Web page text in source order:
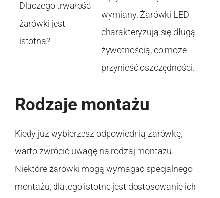
Dlaczego trwałość
żarówki jest
istotna?
wymiany. Żarówki LED
charakteryzują się długą
żywotnością, co może
przynieść oszczędności.
Rodzaje montażu
Kiedy już wybierzesz odpowiednią żarówkę,
warto zwrócić uwagę na rodzaj montażu.
Niektóre żarówki mogą wymagać specjalnego
montażu, dlatego istotne jest dostosowanie ich